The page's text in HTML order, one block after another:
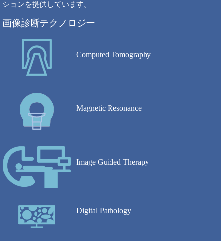
ションを提供しています。
画像診断テクノロジー
Computed Tomography
Magnetic Resonance
Image Guided Therapy
Digital Pathology